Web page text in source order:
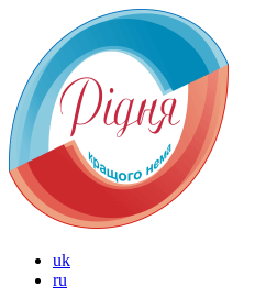
uk
ru